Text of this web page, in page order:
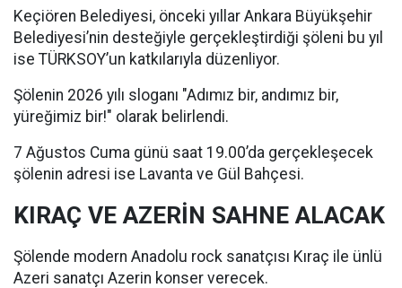
Keçiören Belediyesi, önceki yıllar Ankara Büyükşehir
Belediyesi’nin desteğiyle gerçekleştirdiği şöleni bu yıl
ise TÜRKSOY’un katkılarıyla düzenliyor.
Şölenin 2026 yılı sloganı "Adımız bir, andımız bir,
yüreğimiz bir!" olarak belirlendi.
7 Ağustos Cuma günü saat 19.00’da gerçekleşecek
şölenin adresi ise Lavanta ve Gül Bahçesi.
KIRAÇ VE AZERİN SAHNE ALACAK
Şölende modern Anadolu rock sanatçısı Kıraç ile ünlü
Azeri sanatçı Azerin konser verecek.